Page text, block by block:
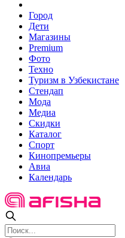
Город
Дети
Магазины
Premium
Фото
Техно
Туризм в Узбекистане
Стендап
Мода
Медиа
Скидки
Каталог
Спорт
Кинопремьеры
Авиа
Календарь